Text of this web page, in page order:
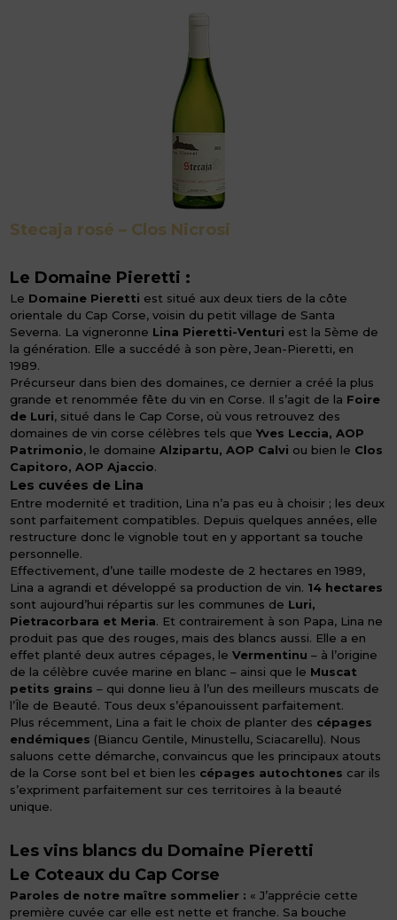
Stecaja rosé – Clos Nicrosi
Le Domaine Pieretti :
Le Domaine Pieretti est situé aux deux tiers de la côte
orientale du Cap Corse, voisin du petit village de Santa
Severna. La vigneronne Lina Pieretti-Venturi est la 5ème de
la génération. Elle a succédé à son père, Jean-Pieretti, en
1989.
Précurseur dans bien des domaines, ce dernier a créé la plus
grande et renommée fête du vin en Corse. Il s’agit de la Foire
de Luri, situé dans le Cap Corse, où vous retrouvez des
domaines de vin corse célèbres tels queYves Leccia, AOP
Patrimonio, le domaineAlzipartu, AOP Calvi ou bien le Clos
Capitoro, AOP Ajaccio.
Les cuvées de Lina
Entre modernité et tradition, Lina n’a pas eu à choisir ; les deux
sont parfaitement compatibles. Depuis quelques années, elle
restructure donc le vignoble tout en y apportant sa touche
personnelle.
Effectivement, d’une taille modeste de 2 hectares en 1989,
Lina a agrandi et développé sa production de vin. 14 hectares
sont aujourd’hui répartis sur les communes de Luri,
Pietracorbara et Meria. Et contrairement à son Papa, Lina ne
produit pas que des rouges, mais des blancs aussi. Elle a en
effet planté deux autres cépages, leVermentinu – à l’origine
de la célèbre cuvée marine en blanc – ainsi que le Muscat
petits grains – qui donne lieu à l’un des meilleurs muscats de
l’Île de Beauté. Tous deux s’épanouissent parfaitement.
Plus récemment, Lina a fait le choix de planter des cépages
endémiques (Biancu Gentile, Minustellu, Sciacarellu). Nous
saluons cette démarche, convaincus que les principaux atouts
de la Corse sont bel et bien les cépages autochtones car ils
s’expriment parfaitement sur ces territoires à la beauté
unique.
Les vins blancs du Domaine Pieretti
Le Coteaux du Cap Corse
Paroles de notre maître sommelier : « J’apprécie cette
première cuvée car elle est nette et franche. Sa bouche